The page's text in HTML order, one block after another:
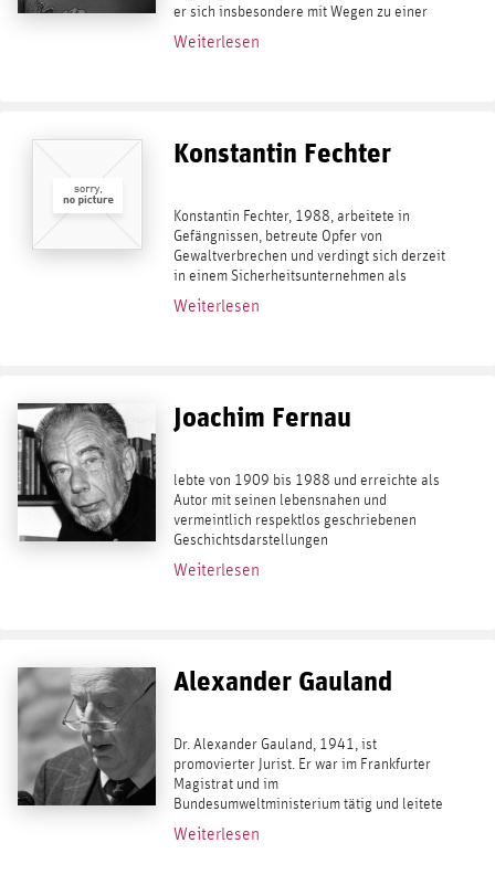
er sich insbesondere mit Wegen zu einer
selbstbewußten, kraftvollen Männlichkeit
sowie tribalistischen Gegenentwürfen...
Weiterlesen
Konstantin Fechter
Konstantin Fechter, 1988, arbeitete in
Gefängnissen, betreute Opfer von
Gewaltverbrechen und verdingt sich derzeit
in einem Sicherheitsunternehmen als
Berater für strategische Operationen. Aus
diesen Erfahrungen rührt seine Neugier für
Weiterlesen
Joachim Fernau
lebte von 1909 bis 1988 und erreichte als
Autor mit seinen lebensnahen und
vermeintlich respektlos geschriebenen
Geschichtsdarstellungen
Millionenauflagen. Zu seinen bekanntesten
Büchern gehören Deutschland, Deutschland
Weiterlesen
Alexander Gauland
Dr. Alexander Gauland, 1941, ist
promovierter Jurist. Er war im Frankfurter
Magistrat und im
Bundesumweltministerium tätig und leitete
von 1987 bis 1991 die Hessische
Staatskanzlei unter dem CDU-
Weiterlesen